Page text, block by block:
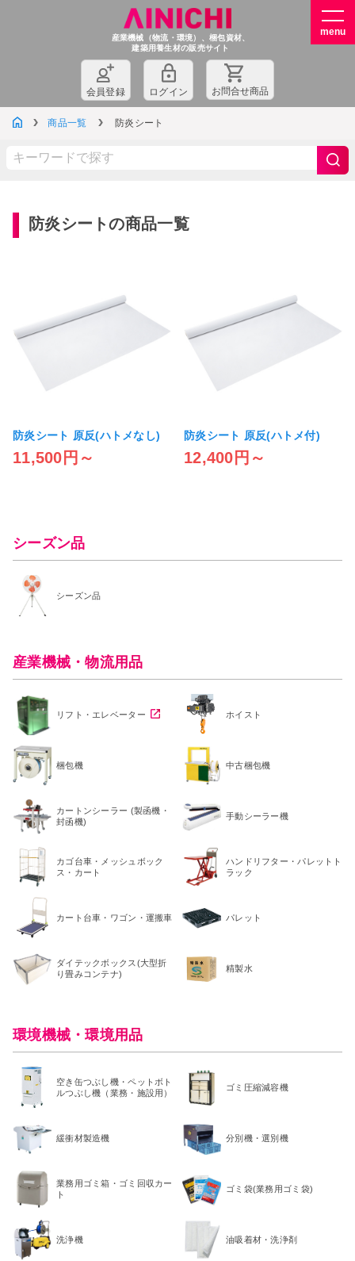
産業機械（物流・環境）、梱包資材、
建築用養生材の販売サイト
会員登録 ログイン お問合せ商品
商品一覧 防炎シート
防炎シートの商品一覧
防炎シート 原反(ハトメなし)
11,500円～
防炎シート 原反(ハトメ付)
12,400円～
シーズン品
シーズン品
産業機械・物流用品
リフト・エレベーター ホイスト
梱包機 中古梱包機
カートンシーラー (製函機・
封函機)
手動シーラー機
カゴ台車・メッシュボック
ス・カート
ハンドリフター・パレットト
ラック
カート台車・ワゴン・運搬車 パレット
ダイテックボックス(大型折
り畳みコンテナ)
精製水
環境機械・環境用品
空き缶つぶし機・ペットボト
ルつぶし機（業務・施設用）
ゴミ圧縮減容機
緩衝材製造機 分別機・選別機
業務用ゴミ箱・ゴミ回収カー
ト
ゴミ袋(業務用ゴミ袋)
洗浄機 油吸着材・洗浄剤